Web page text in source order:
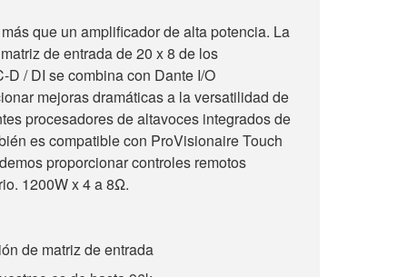
que un amplificador de alta potencia. La
de entrada de 20 x 8 de los
/ DI se combina con Dante I/O
mejoras dramáticas a la versatilidad de
procesadores de altavoces integrados de
es compatible con ProVisionaire Touch
proporcionar controles remotos
1200W x 4 a 8Ω.
de matriz de entrada